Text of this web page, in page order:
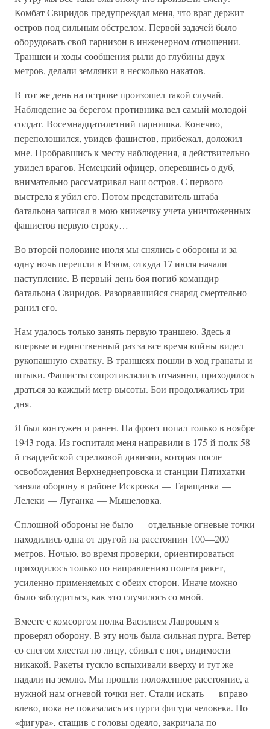
Комбат Свиридов предупреждал меня, что враг держит
остров под сильным обстрелом. Первой задачей было
оборудовать свой гарнизон в инженерном отношении.
Траншеи и ходы сообщения рыли до глубины двух
метров, делали землянки в несколько накатов.
В тот же день на острове произошел такой случай.
Наблюдение за берегом противника вел самый молодой
солдат. Восемнадцатилетний парнишка. Конечно,
переполошился, увидев фашистов, прибежал, доложил
мне. Пробравшись к месту наблюдения, я действительно
увидел врагов. Немецкий офицер, оперевшись о дуб,
внимательно рассматривал наш остров. С первого
выстрела я убил его. Потом представитель штаба
батальона записал в мою книжечку учета уничтоженных
фашистов первую строку…
Во второй половине июля мы снялись с обороны и за
одну ночь перешли в Изюм, откуда 17 июля начали
наступление. В первый день боя погиб командир
батальона Свиридов. Разорвавшийся снаряд смертельно
ранил его.
Нам удалось только занять первую траншею. Здесь я
впервые и единственный раз за все время войны видел
рукопашную схватку. В траншеях пошли в ход гранаты и
штыки. Фашисты сопротивлялись отчаянно, приходилось
драться за каждый метр высоты. Бои продолжались три
дня.
Я был контужен и ранен. На фронт попал только в ноябре
1943 года. Из госпиталя меня направили в 175-й полк 58-
й гвардейской стрелковой дивизии, которая после
освобождения Верхнеднепровска и станции Пятихатки
заняла оборону в районе Искровка — Таращанка —
Лелеки — Луганка — Мышеловка.
Сплошной обороны не было — отдельные огневые точки
находились одна от другой на расстоянии 100—200
метров. Ночью, во время проверки, ориентироваться
приходилось только по направлению полета ракет,
усиленно применяемых с обеих сторон. Иначе можно
было заблудиться, как это случилось со мной.
Вместе с комсоргом полка Василием Лавровым я
проверял оборону. В эту ночь была сильная пурга. Ветер
со снегом хлестал по лицу, сбивал с ног, видимости
никакой. Ракеты тускло вспыхивали вверху и тут же
падали на землю. Мы прошли положенное расстояние, а
нужной нам огневой точки нет. Стали искать — вправо-
влево, пока не показалась из пурги фигура человека. Но
«фигура», стащив с головы одеяло, закричала по-